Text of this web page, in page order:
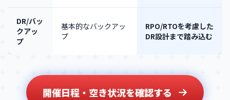
DR/バッ
クアッ
プ
基本的なバックアッ
プ
RPO/RTOを考慮した
DR設計まで踏み込む
開催日程・空き状況を確認する